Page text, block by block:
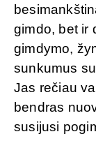
gimdo, bet ir
gimdymo,
sunkumus
Jas rečiau
bendras
susijusi